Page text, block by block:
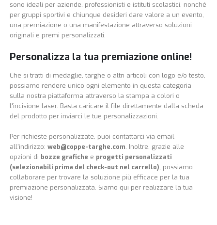
sono ideali per aziende, professionisti e istituti scolastici, nonché
per gruppi sportivi e chiunque desideri dare valore a un evento,
una premiazione o una manifestazione attraverso soluzioni
originali e premi personalizzati.
Personalizza la tua premiazione online!
Che si tratti di medaglie, targhe o altri articoli con logo e/o testo,
possiamo rendere unico ogni elemento in questa categoria
sulla nostra piattaforma attraverso la stampa a colori o
l'incisione laser. Basta caricare il file direttamente dalla scheda
del prodotto per inviarci le tue personalizzazioni.
Per richieste personalizzate, puoi contattarci via email
all'indirizzo: web@coppe-targhe.com. Inoltre, grazie alle
opzioni di bozze grafiche e progetti personalizzati
(selezionabili prima del check-out nel carrello), possiamo
collaborare per trovare la soluzione più efficace per la tua
premiazione personalizzata. Siamo qui per realizzare la tua
visione!